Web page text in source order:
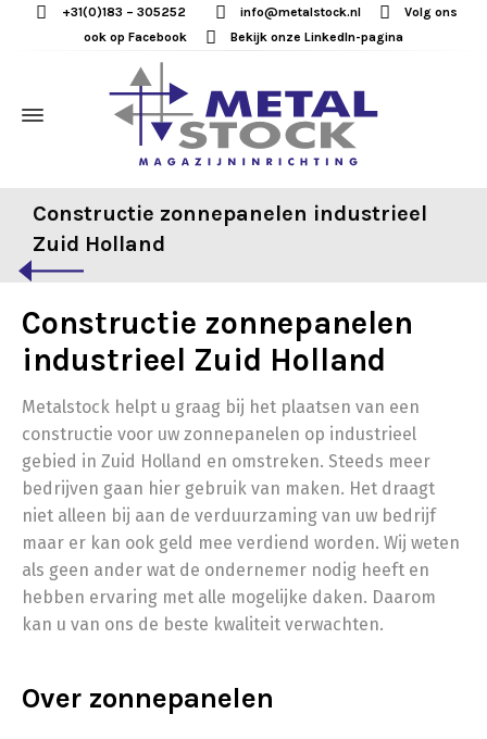
+31(0)183 – 305252 info@metalstock.nl
Volg ons
ook op Facebook
Bekijk onze LinkedIn-pagina
Constructie zonnepanelen industrieel
Zuid Holland
Constructie zonnepanelen
industrieel Zuid Holland
Metalstock helpt u graag bij het plaatsen van een
constructie voor uw zonnepanelen op industrieel
gebied in Zuid Holland en omstreken. Steeds meer
bedrijven gaan hier gebruik van maken. Het draagt
niet alleen bij aan de verduurzaming van uw bedrijf
maar er kan ook geld mee verdiend worden. Wij weten
als geen ander wat de ondernemer nodig heeft en
hebben ervaring met alle mogelijke daken. Daarom
kan u van ons de beste kwaliteit verwachten.
Over zonnepanelen